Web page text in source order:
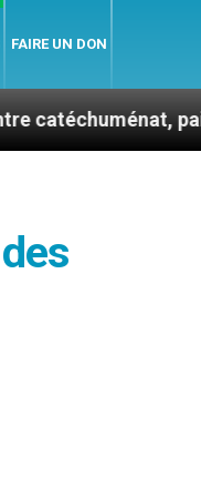
FAIRE UN DON
paix et défis